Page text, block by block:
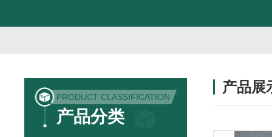
PRODUCT CLASSIFICATION
产品分类
产品展